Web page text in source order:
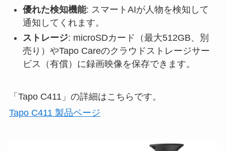
優れた検知機能: スマートAIが人物を検知して
通知してくれます。
ストレージ: microSDカード（最大512GB、別
売り）やTapo Careのクラウドストレージサー
ビス（有償）に録画映像を保存できます。
「Tapo C411」の詳細はこちらです。
Tapo C411 製品ページ